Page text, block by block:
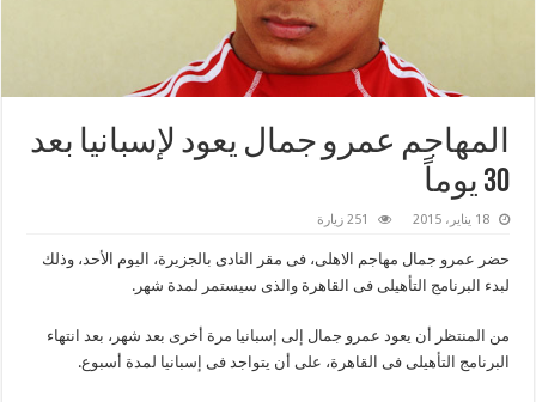
المهاجم عمرو جمال يعود لإسبانيا بعد
30 يوماً
18 يناير، 2015 251 زيارة
حضر عمرو جمال مهاجم الاهلى، فى مقر النادى بالجزيرة، اليوم الأحد، وذلك
لبدء البرنامج التأهيلى فى القاهرة والذى سيستمر لمدة شهر.
من المنتظر أن يعود عمرو جمال إلى إسبانيا مرة أخرى بعد شهر، بعد انتهاء
البرنامج التأهيلى فى القاهرة، على أن يتواجد فى إسبانيا لمدة أسبوع.